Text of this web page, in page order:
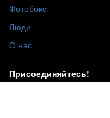
Фотобокс
Люди
О нас
Присоединяйтесь!